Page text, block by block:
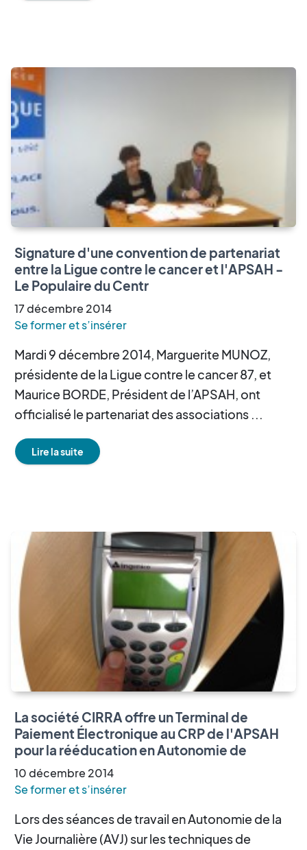
Signature d'une convention de partenariat
entre la Ligue contre le cancer et l'APSAH -
Le Populaire du Centr
17décembre 2014
Se former et s’insérer
Mardi 9 décembre 2014, Marguerite MUNOZ,
présidente de la Ligue contre le cancer 87, et
Maurice BORDE, Président de l’APSAH, ont
officialisé le partenariat des associations ...
Lire la suite
La société CIRRA offre un Terminal de
Paiement Électronique au CRP de l'APSAH
pour la rééducation en Autonomie de
10décembre 2014
Se former et s’insérer
Lors des séances de travail en Autonomie de la
Vie Journalière (AVJ) sur les techniques de